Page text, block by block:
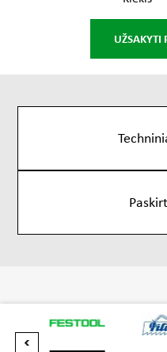
UŽSAKYTI